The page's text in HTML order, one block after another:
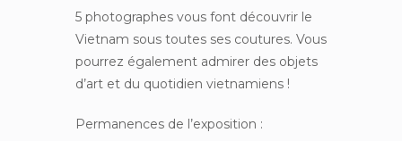
5 photographes vous font découvrir le
Vietnam sous toutes ses coutures. Vous
pourrez également admirer des objets
d’art et du quotidien vietnamiens !
Permanences de l’exposition :